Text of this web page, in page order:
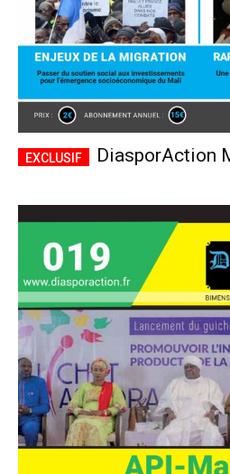
DiasporAction